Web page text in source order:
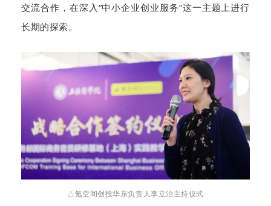
交流合作，在深入“中小企业创业服务”这一主题上进行
长期的探索。
△氪空间创投华东负责人李立治主持仪式